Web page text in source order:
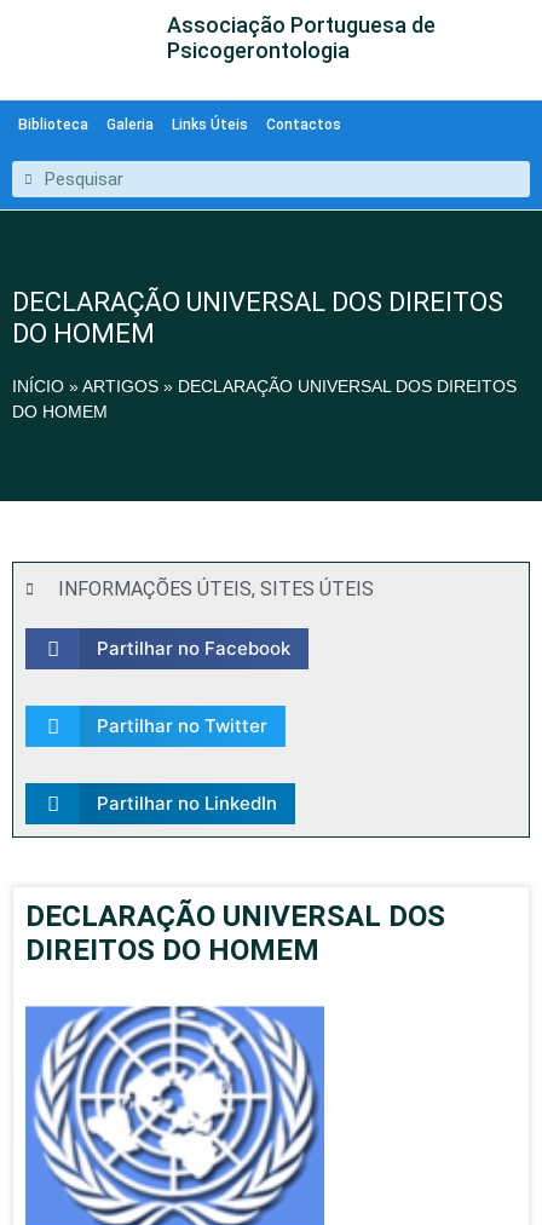
Associação Portuguesa de
Psicogerontologia
Biblioteca Galeria Links Úteis Contactos
DECLARAÇÃO UNIVERSAL DOS DIREITOS
DO HOMEM
INÍCIO »ARTIGOS » DECLARAÇÃO UNIVERSAL DOS DIREITOS
DO HOMEM
INFORMAÇÕES ÚTEIS, SITES ÚTEIS
Partilhar no Facebook
Partilhar no Twitter
Partilhar no LinkedIn
DECLARAÇÃO UNIVERSAL DOS
DIREITOS DO HOMEM